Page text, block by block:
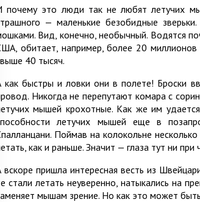
почему это люди так не любят летучих
— маленькие безобидные
Вид, конечно, необычный. Водятся
обитает, например, более 20
40 тысяч.
как быстры и ловки они в полете! Броски
Никогда не перепутают комара с
мышей крохотные. Как же им
летучих мышей еще в
Поймав на колокольне
как и раньше. Значит — глаза тут ни при
вскоре пришла интересная весть из
стали летать неуверенно, натыкались на
мышам зрение. Но как это может